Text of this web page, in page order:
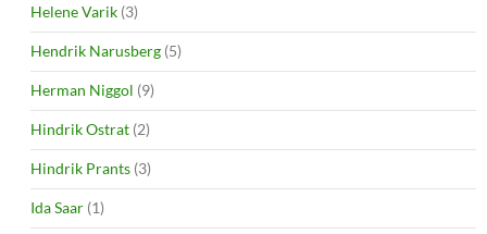
Helene Varik (3)
Hendrik Narusberg (5)
Herman Niggol (9)
Hindrik Ostrat (2)
Hindrik Prants (3)
Ida Saar (1)